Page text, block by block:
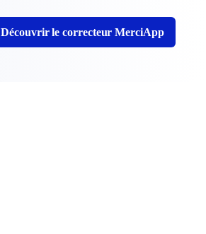
Découvrir le correcteur MerciApp